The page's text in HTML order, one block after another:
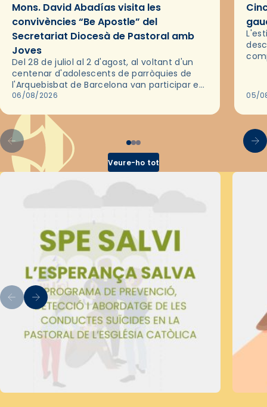
Mons. David Abadías visita les
convivències “Be Apostle” del
Secretariat Diocesà de Pastoral amb
Joves
Del 28 de juliol al 2 d'agost, al voltant d'un
centenar d'adolescents de parròquies de
l'Arquebisbat de Barcelona van participar en
les convivències Be Apostle, organitzades
06/08/2026 05/
Veure-ho tot